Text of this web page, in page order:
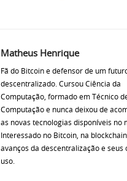
Matheus Henrique
Fã do Bitcoin e defensor de um
descentralizado. Cursou Ciência da
Computação, formado em Técnico
Computação e nunca deixou de
as novas tecnologias disponíveis no
Interessado no Bitcoin, na
avanços da descentralização e seus
uso.